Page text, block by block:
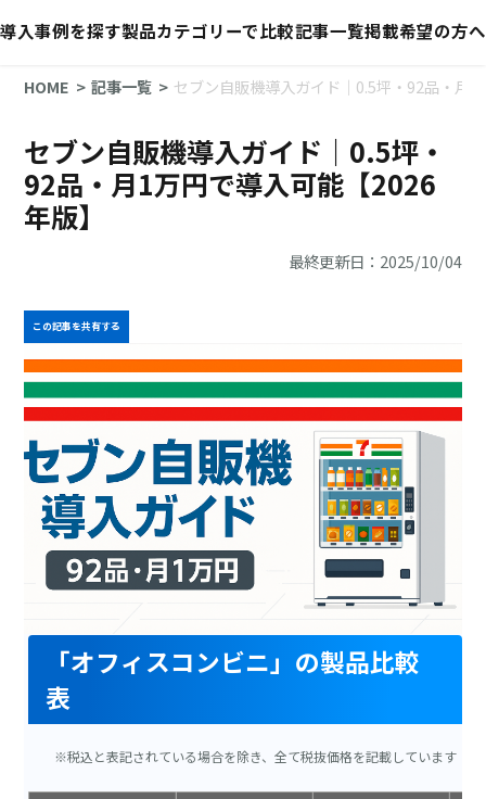
導入事例を探す製品カテゴリーで比較記事一覧掲載希望の方へ
HOME 記事一覧 セブン自販機導入ガイド｜0.5坪・92品・月
セブン自販機導入ガイド｜0.5坪・
92品・月1万円で導入可能【2026
年版】
最終更新日：2025/10/04
この記事を共有する
「オフィスコンビニ」の製品比較
表
※税込と表記されている場合を除き、全て税抜価格を記載しています